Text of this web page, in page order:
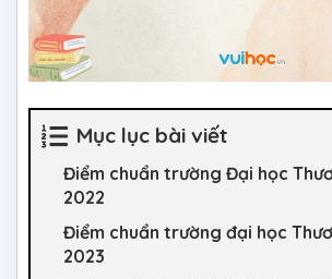
Mục lục bài viết
Điểm chuẩn trường Đại học
2022
Điểm chuẩn trường đại học
2023